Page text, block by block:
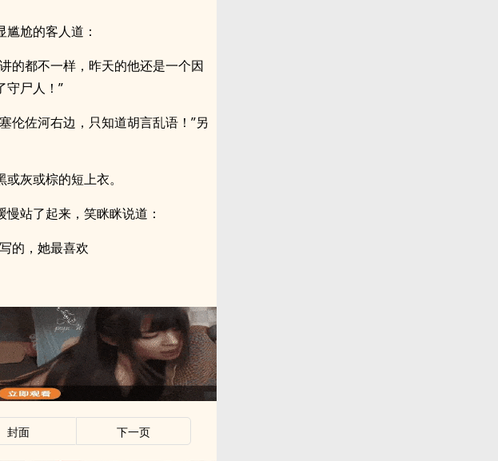
尬的客人道：
的都不一样，昨天的他还是一个因
守尸人！”
伦佐河右边，只知道胡言乱语！”另
灰或棕的短上衣。
站了起来，笑眯眯说道：
的，她最喜欢
封面 下一页